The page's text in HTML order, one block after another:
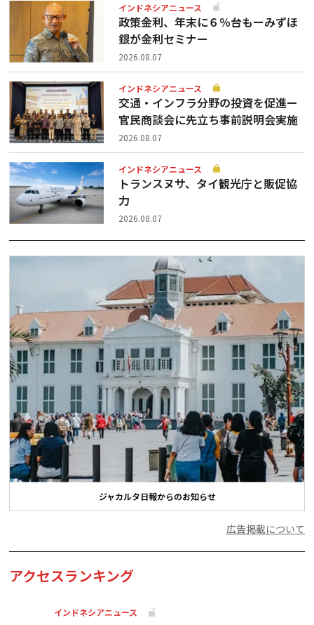
インドネシアニュース
政策金利、年末に６％台もーみずほ
銀が金利セミナー
2026.08.07
インドネシアニュース
交通・インフラ分野の投資を促進ー
官民商談会に先立ち事前説明会実施
2026.08.07
インドネシアニュース
トランスヌサ、タイ観光庁と販促協
力
2026.08.07
ジャカルタ日報からのお知らせ
広告掲載について
アクセスランキング
インドネシアニュース